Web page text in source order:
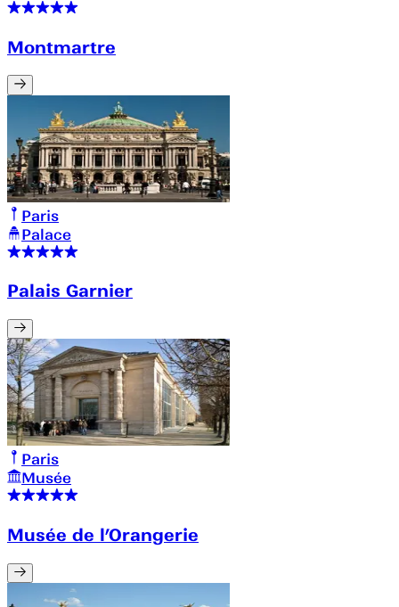
Montmartre
Paris
Palace
Palais Garnier
Paris
Musée
Musée de l’Orangerie